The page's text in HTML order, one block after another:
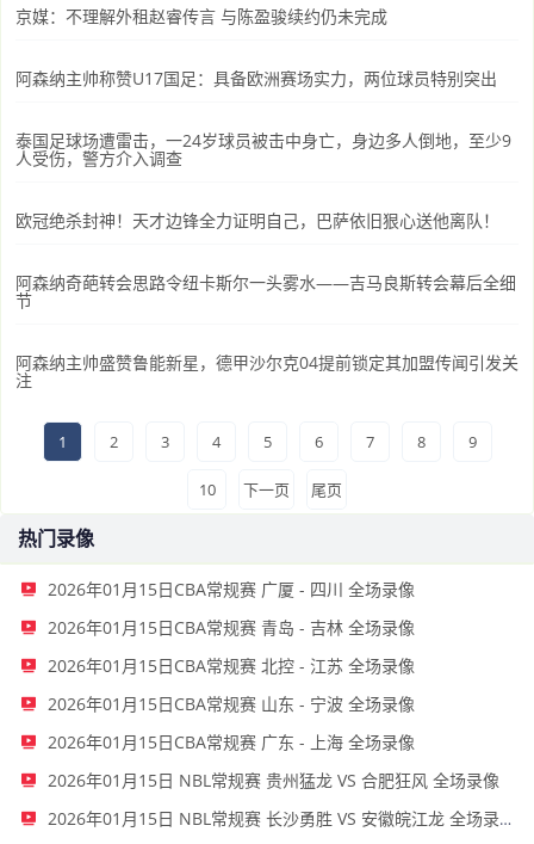
京媒：不理解外租赵睿传言 与陈盈骏续约仍未完成
阿森纳主帅称赞U17国足：具备欧洲赛场实力，两位球员特别突出
泰国足球场遭雷击，一24岁球员被击中身亡，身边多人倒地，至少9
人受伤，警方介入调查
欧冠绝杀封神！天才边锋全力证明自己，巴萨依旧狠心送他离队！
阿森纳奇葩转会思路令纽卡斯尔一头雾水——吉马良斯转会幕后全细
节
阿森纳主帅盛赞鲁能新星，德甲沙尔克04提前锁定其加盟传闻引发关
注
1 2 3 4 5 6 7 8 9
10 下一页 尾页
热门录像
2026年01月15日CBA常规赛 广厦 - 四川 全场录像
2026年01月15日CBA常规赛 青岛 - 吉林 全场录像
2026年01月15日CBA常规赛 北控 - 江苏 全场录像
2026年01月15日CBA常规赛 山东 - 宁波 全场录像
2026年01月15日CBA常规赛 广东 - 上海 全场录像
2026年01月15日 NBL常规赛 贵州猛龙 VS 合肥狂风 全场录像
2026年01月15日 NBL常规赛 长沙勇胜 VS 安徽皖江龙 全场录像